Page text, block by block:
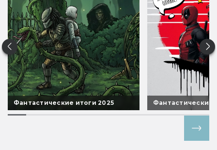
Фантастические итоги 2025 Фантастические